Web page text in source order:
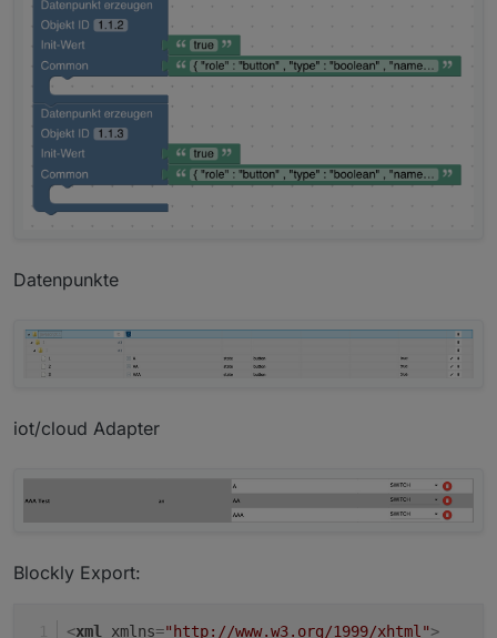
Datenpunkte
iot/cloud Adapter
Blockly Export:
<xml xmlns="http://www.w3.org/1999/xhtml">